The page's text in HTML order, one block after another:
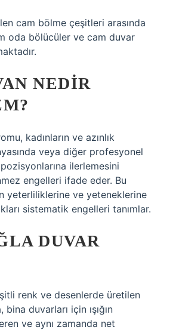
cam bölme çeşitleri arasında
oda bölücüler ve cam duvar
NEDIR
kadınların ve azınlık
veya diğer profesyonel
ilerlemesini
engelleri ifade eder. Bu
yeterliliklerine ve yeteneklerine
sistematik engelleri tanımlar.
DUVAR
renk ve desenlerde üretilen
duvarları için ışığın
ve aynı zamanda net